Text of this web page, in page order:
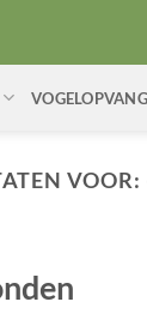
VOOR: